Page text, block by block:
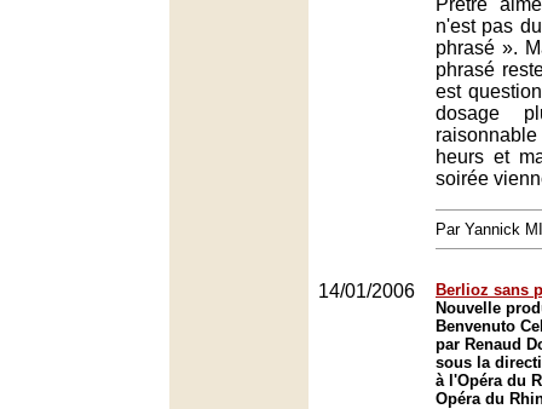
Prêtre
n'est pas
phrasé ».
phrasé
est
dosage
heurs et
soirée
Par Yannick
14/01/2006
Berlioz sans
Nouvelle
Benvenuto
par Renaud
sous la
à l'Opéra du
Opéra du